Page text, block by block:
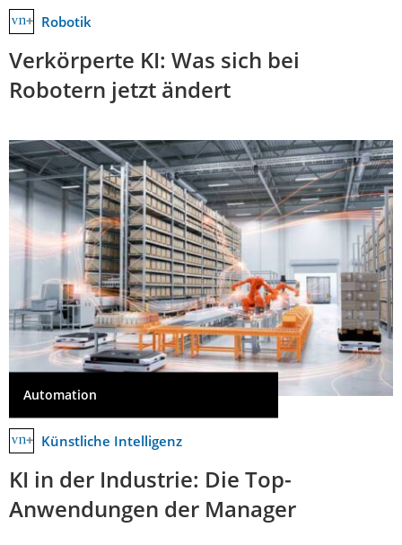
Robotik
Verkörperte KI: Was sich bei
Robotern jetzt ändert
Automation
Künstliche Intelligenz
KI in der Industrie: Die Top-
Anwendungen der Manager